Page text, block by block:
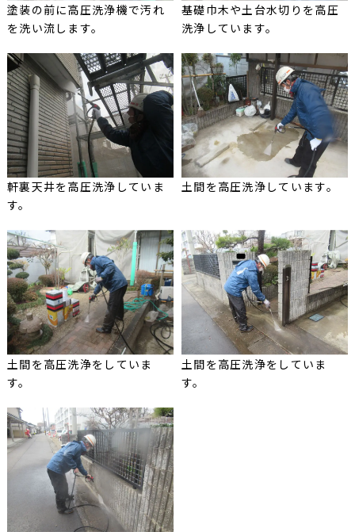
塗装の前に高圧洗浄機で汚れ
を洗い流します。
基礎巾木や土台水切りを高圧
洗浄しています。
軒裏天井を高圧洗浄していま
す。
土間を高圧洗浄しています。
土間を高圧洗浄をしていま
す。
土間を高圧洗浄をしていま
す。